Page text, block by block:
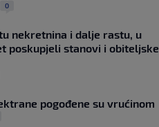
0
nekretnina i dalje rastu, u
poskupjeli stanovi i obiteljske
pogođene su vrućinom